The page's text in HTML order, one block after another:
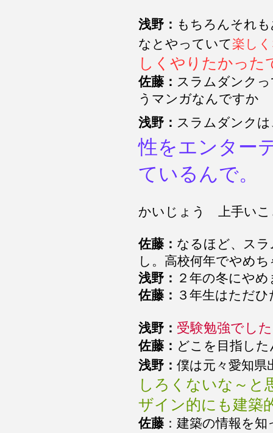
浅野： もちろんそれ
なとやっていて楽し
しくやりたかった
佐藤： スラムダンク
うマンガなんですか
浅野： スラムダンク
性をエンター
ているんで。
かいじょう 上手いこ
佐藤： なるほど、ス
し。高校何年でやめ
浅野： ２年の冬にや
佐藤： ３年生はただ
浅野： 受験勉強でし
佐藤： どこを目指し
浅野： 僕は元々愛知県
しろくないな～
ザイン的にも建築
佐藤 ：建築の情報を